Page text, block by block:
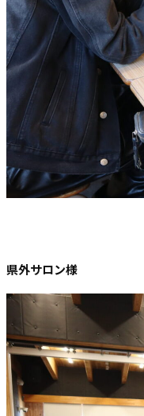
県外サロン様